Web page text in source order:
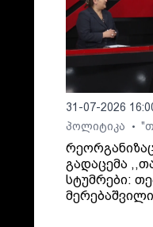
31-07-2026
პოლიტიკა
•
გადაცემა
სტუმრები:
მერებაშვილი